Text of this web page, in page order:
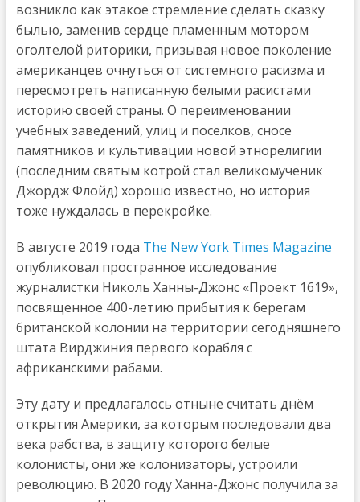
возникло как этакое стремление сделать сказку
былью, заменив сердце пламенным мотором
оголтелой риторики, призывая новое поколение
американцев очнуться от системного расизма и
пересмотреть написанную белыми расистами
историю своей страны. О переименовании
учебных заведений, улиц и поселков, сносе
памятников и культивации новой этнорелигии
(последним святым котрой стал великомученик
Джордж Флойд) хорошо известно, но история
тоже нуждалась в перекройке.
В августе 2019 года The New York Times Magazine
опубликовал пространное исследование
журналистки Николь Ханны-Джонс «Проект 1619»,
посвященное 400-летию прибытия к берегам
британской колонии на территории сегодняшнего
штата Вирджиния первого корабля с
африканскими рабами.
Эту дату и предлагалось отныне считать днём
открытия Америки, за которым последовали два
века рабства, в защиту которого белые
колонисты, они же колонизаторы, устроили
революцию. В 2020 году Ханна-Джонс получила за